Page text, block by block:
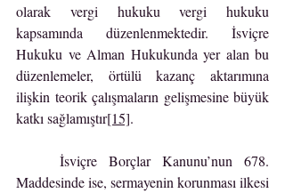
olarak vergi hukuku vergi hukuku
kapsamında düzenlenmektedir. İsviçre
Hukuku ve Alman Hukukunda yer alan bu
düzenlemeler, örtülü kazanç aktarımına
ilişkin teorik çalışmaların gelişmesine büyük
katkı sağlamıştır[15].
Maddesinde ise, sermayenin korunması ilkesi